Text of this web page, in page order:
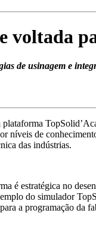
voltada
de usinagem e
níveis de
das indústrias.
é estratégica no
do simulador
a programação da